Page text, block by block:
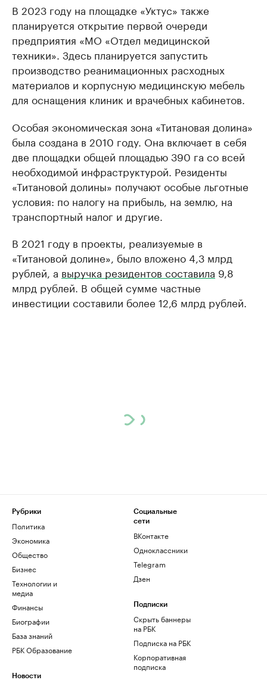
В 2023 году на площадке «Уктус» также
планируется открытие первой очереди
предприятия «МО «Отдел медицинской
техники». Здесь планируется запустить
производство реанимационных расходных
материалов и корпусную медицинскую мебель
для оснащения клиник и врачебных кабинетов.
Особая экономическая зона «Титановая долина»
была создана в 2010 году. Она включает в себя
две площадки общей площадью 390 га со всей
необходимой инфраструктурой. Резиденты
«Титановой долины» получают особые льготные
условия: по налогу на прибыль, на землю, на
транспортный налог и другие.
В 2021 году в проекты, реализуемые в
«Титановой долине», было вложено 4,3 млрд
рублей, а выручка резидентов составила 9,8
млрд рублей. В общей сумме частные
инвестиции составили более 12,6 млрд рублей.
Рубрики
Политика
Экономика
Общество
Бизнес
Технологии и
медиа
Финансы
Биографии
База знаний
РБК Образование
Новости
Социальные
сети
ВКонтакте
Одноклассники
Telegram
Дзен
Подписки
Скрыть баннеры
на РБК
Подписка на РБК
Корпоративная
подписка